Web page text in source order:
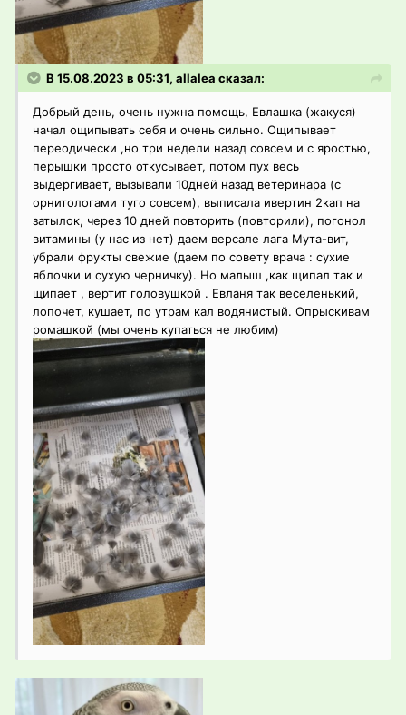
В 15.08.2023 в 05:31, allalea сказал:
Добрый день, очень нужна помощь, Евлашка (жакуся)
начал ощипывать себя и очень сильно. Ощипывает
переодически ,но три недели назад совсем и с яростью,
перышки просто откусывает, потом пух весь
выдергивает, вызывали 10дней назад ветеринара (с
орнитологами туго совсем), выписала ивертин 2кап на
затылок, через 10 дней повторить (повторили), погонол
витамины (у нас из нет) даем версале лага Мута-вит,
убрали фрукты свежие (даем по совету врача : сухие
яблочки и сухую черничку). Но малыш ,как щипал так и
щипает , вертит головушкой . Евланя так веселенький,
лопочет, кушает, по утрам кал водянистый. Опрыскивам
ромашкой (мы очень купаться не любим)